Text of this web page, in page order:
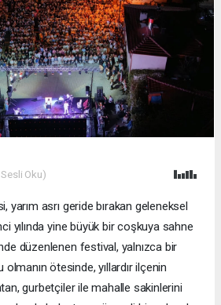
Oku)
yarım asrı geride bırakan geleneksel
yılında yine büyük bir coşkuya sahne
düzenlenen festival, yalnızca bir
ötesinde, yıllardır ilçenin
gurbetçiler ile mahalle sakinlerini